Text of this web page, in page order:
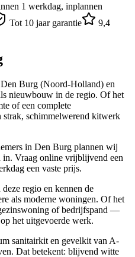
1 werkdag, inplannen
Tot 10 jaar garantie
9,4
Burg (Noord-Holland) en
nieuwbouw in de regio. Of het
of een complete
schimmelwerend kitwerk
in Den Burg plannen wij
in. Vraag online vrijblijvend een
een vaste prijs.
regio en kennen de
als moderne woningen. Of het
of bedrijfspand —
het uitgevoerde werk.
sanitairkit en gevelkit van A-
Dat betekent: blijvend witte